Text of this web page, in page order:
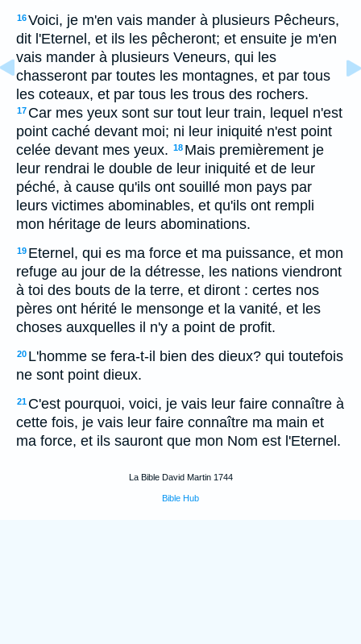
16Voici, je m'en vais mander à plusieurs Pêcheurs,
dit l'Eternel, et ils les pêcheront; et ensuite je m'en
vais mander à plusieurs Veneurs, qui les
chasseront par toutes les montagnes, et par tous
les coteaux, et par tous les trous des rochers.
17 Car mes yeux sont sur tout leur train, lequel n'est
point caché devant moi; ni leur iniquité n'est point
celée devant mes yeux. 18 Mais premièrement je
leur rendrai le double de leur iniquité et de leur
péché, à cause qu'ils ont souillé mon pays par
leurs victimes abominables, et qu'ils ont rempli
mon héritage de leurs abominations.
19 Eternel, qui es ma force et ma puissance, et mon
refuge au jour de la détresse, les nations viendront
à toi des bouts de la terre, et diront : certes nos
pères ont hérité le mensonge et la vanité, et les
choses auxquelles il n'y a point de profit.
20 L'homme se fera-t-il bien des dieux? qui toutefois
ne sont point dieux.
21 C'est pourquoi, voici, je vais leur faire connaître à
cette fois, je vais leur faire connaître ma main et
ma force, et ils sauront que mon Nom est l'Eternel.
La Bible David Martin 1744
Bible Hub